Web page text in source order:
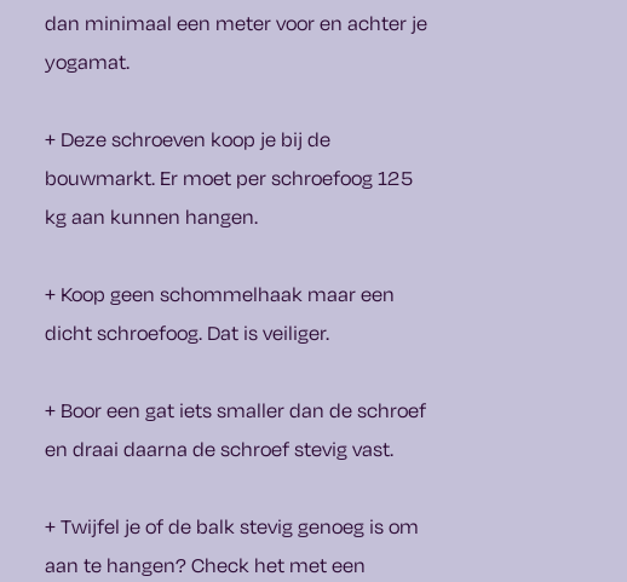
dan minimaal een meter voor en achter je
yogamat.
+ Deze schroeven koop je bij de
bouwmarkt. Er moet per schroefoog 125
kg aan kunnen hangen.
+ Koop geen schommelhaak maar een
dicht schroefoog. Dat is veiliger.
+ Boor een gat iets smaller dan de schroef
en draai daarna de schroef stevig vast.
+ Twijfel je of de balk stevig genoeg is om
aan te hangen? Check het met een